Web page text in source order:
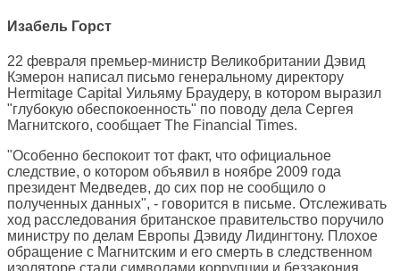
Изабель Горст
22 февраля премьер-министр Великобритании Дэвид
Кэмерон написал письмо генеральному директору
Hermitage Capital Уильяму Браудеру, в котором выразил
"глубокую обеспокоенность" по поводу дела Сергея
Магнитского, сообщает The Financial Times.
"Особенно беспокоит тот факт, что официальное
следствие, о котором объявил в ноябре 2009 года
президент Медведев, до сих пор не сообщило о
полученных данных", - говорится в письме. Отслеживать
ход расследования британское правительство поручило
министру по делам Европы Дэвиду Лидингтону. Плохое
обращение с Магнитским и его смерть в следственном